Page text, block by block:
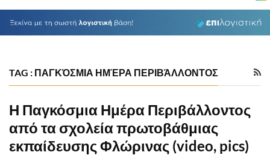
TAG : ΠΑΓΚΌΣΜΙΑ ΗΜΈΡΑ ΠΕΡΙΒΆΛΛΟΝΤΟΣ
Η Παγκόσμια Ημέρα Περιβάλλοντος
από τα σχολεία πρωτοβάθμιας
εκπαίδευσης Φλώρινας (video, pics)